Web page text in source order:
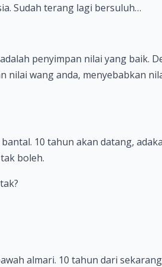
Sudah terang lagi bersuluh…
penyimpan nilai yang baik.
nilai wang anda, menyebabkan
10 tahun akan datang,
boleh.
almari. 10 tahun dari